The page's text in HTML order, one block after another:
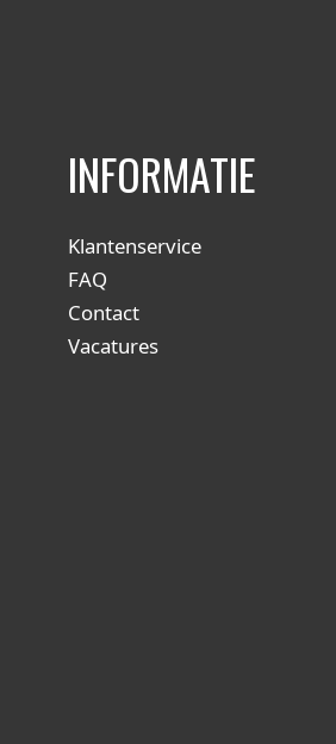
INFORMATIE
Klantenservice
FAQ
Contact
Vacatures